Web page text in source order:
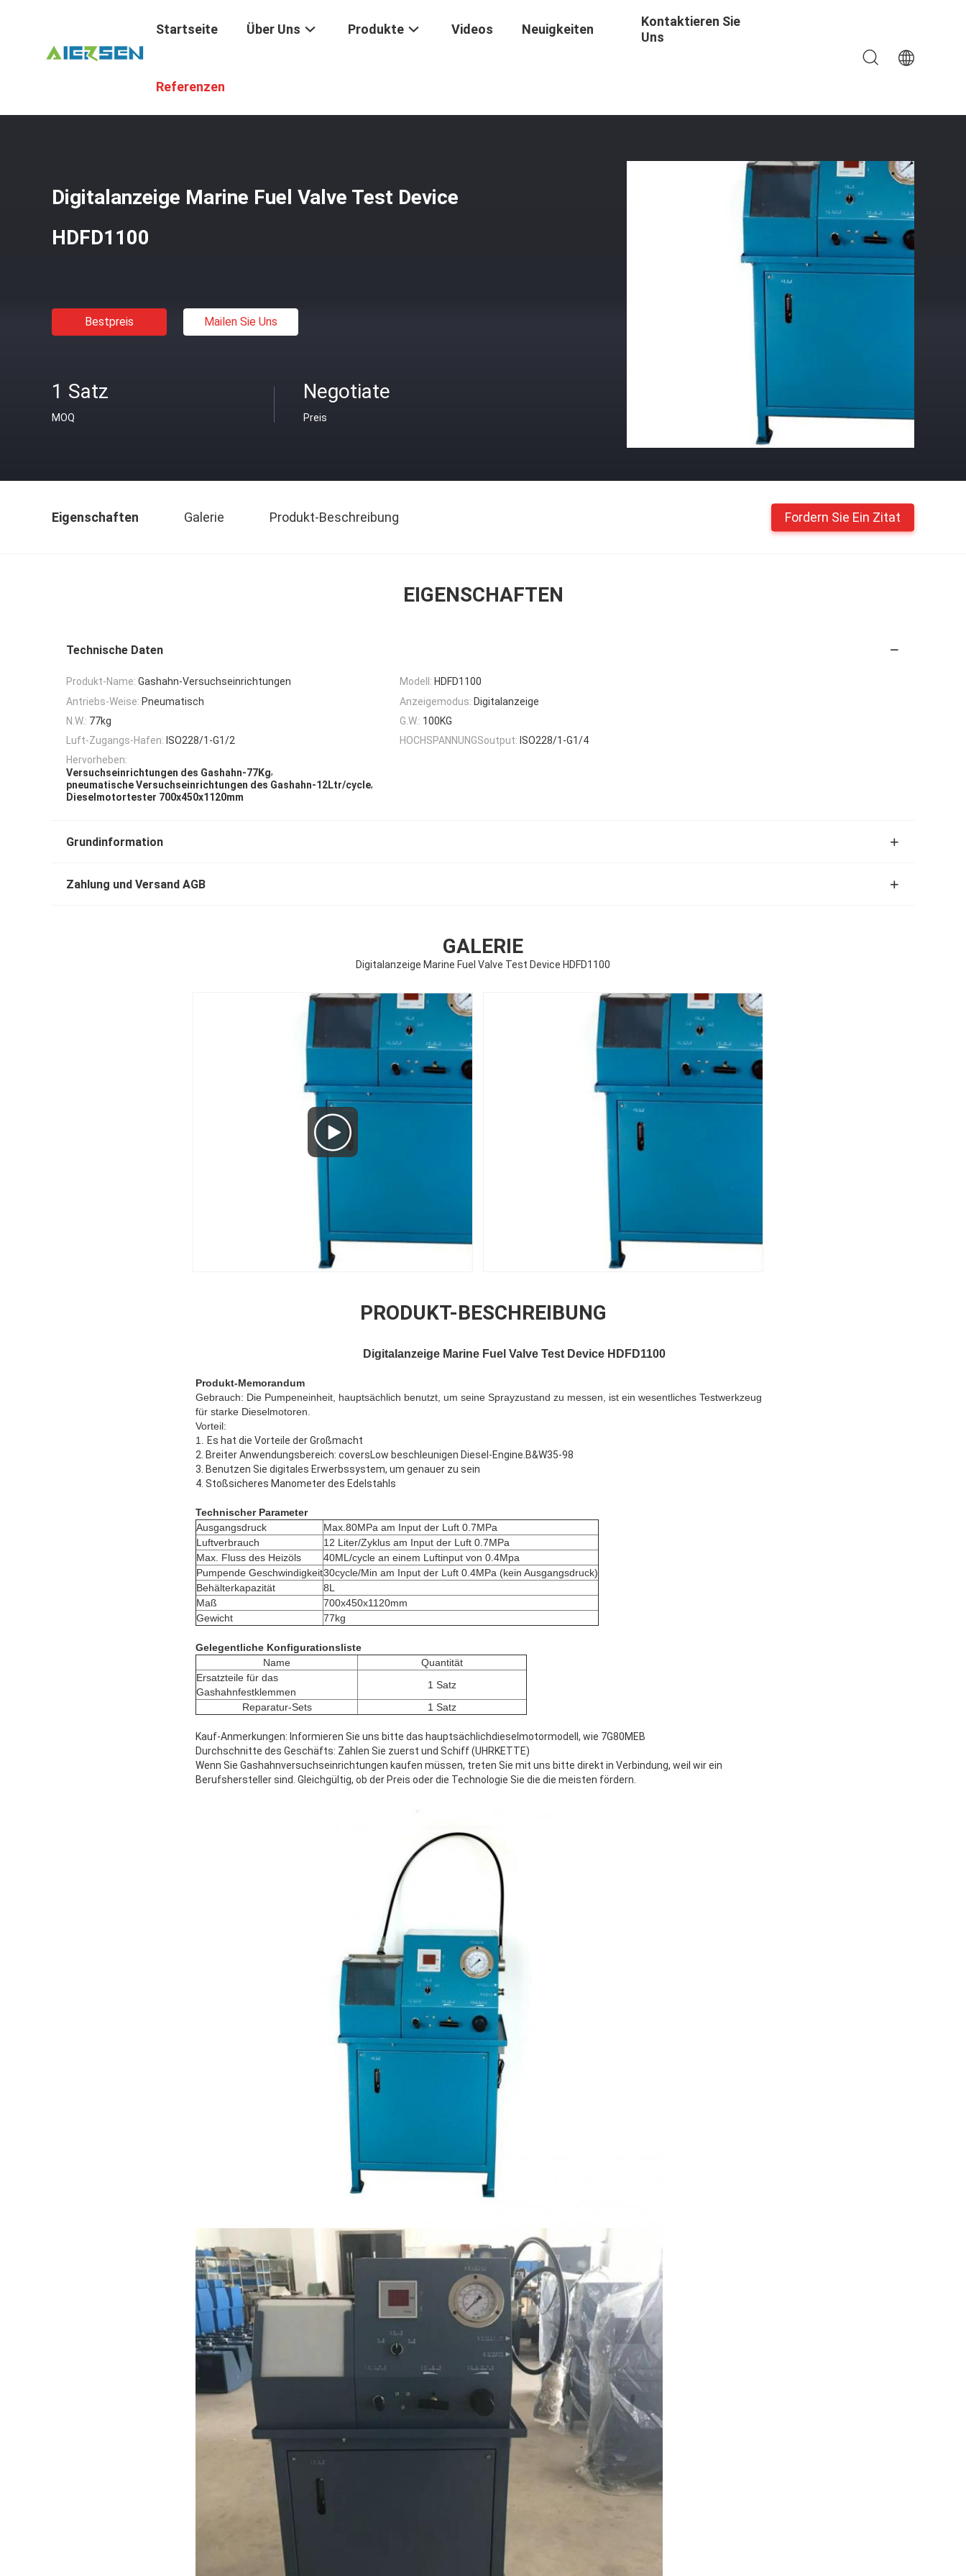
Startseite Über Uns Produkte Videos Neuigkeiten
Kontaktieren Sie
Uns
Referenzen
Digitalanzeige Marine Fuel Valve Test Device
HDFD1100
Bestpreis Mailen Sie Uns
1 Satz
MOQ
Negotiate
Preis
Eigenschaften Galerie Produkt-Beschreibung Fordern Sie Ein Zitat
EIGENSCHAFTEN
Technische Daten
Produkt-Name: Gashahn-Versuchseinrichtungen Modell: HDFD1100
Antriebs-Weise: Pneumatisch Anzeigemodus: Digitalanzeige
N.W.: 77kg G.W.: 100KG
Luft-Zugangs-Hafen: ISO228/1-G1/2 HOCHSPANNUNGSoutput: ISO228/1-G1/4
Hervorheben:
Versuchseinrichtungen des Gashahn-77Kg,
pneumatische Versuchseinrichtungen des Gashahn-12Ltr/cycle,
Dieselmotortester 700x450x1120mm
Grundinformation
Zahlung und Versand AGB
GALERIE
Digitalanzeige Marine Fuel Valve Test Device HDFD1100
PRODUKT-BESCHREIBUNG
Digitalanzeige Marine Fuel Valve Test Device HDFD1100
Produkt-Memorandum
Gebrauch: Die Pumpeneinheit, hauptsächlich benutzt, um seine Sprayzustand zu messen, ist ein wesentliches Testwerkzeug
für starke Dieselmotoren.
Vorteil:
1. Es hat die Vorteile der Großmacht
2. Breiter Anwendungsbereich: coversLow beschleunigen Diesel-Engine.B&W35-98
3. Benutzen Sie digitales Erwerbssystem, um genauer zu sein
4. Stoßsicheres Manometer des Edelstahls
Technischer Parameter
Ausgangsdruck
Max.80MPa am Input der Luft 0.7MPa
Luftverbrauch
12 Liter/Zyklus am Input der Luft 0.7MPa
Max. Fluss des Heizöls
40ML/cycle an einem Luftinput von 0.4Mpa
Pumpende Geschwindigkeit30cycle/Min am Input der Luft 0.4MPa (kein Ausgangsdruck)
Behälterkapazität
8L
Maß
700x450x1120mm
Gewicht
77kg
Gelegentliche Konfigurationsliste
Name
Quantität
Ersatzteile für das
Gashahnfestklemmen
1 Satz
Reparatur-Sets
1 Satz
Kauf-Anmerkungen: Informieren Sie uns bitte das hauptsächlichdieselmotormodell, wie 7G80MEB
Durchschnitte des Geschäfts: Zahlen Sie zuerst und Schiff (UHRKETTE)
Wenn Sie Gashahnversuchseinrichtungen kaufen müssen, treten Sie mit uns bitte direkt in Verbindung, weil wir ein
Berufshersteller sind. Gleichgültig, ob der Preis oder die Technologie Sie die die meisten fördern.